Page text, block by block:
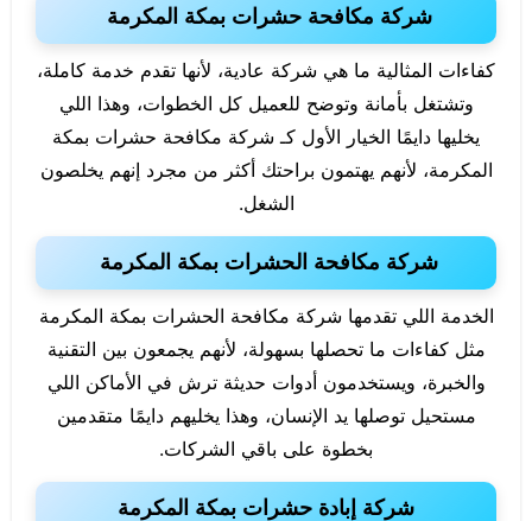
شركة مكافحة حشرات بمكة المكرمة
كفاءات المثالية ما هي شركة عادية، لأنها تقدم خدمة كاملة،
وتشتغل بأمانة وتوضح للعميل كل الخطوات، وهذا اللي
يخليها دايمًا الخيار الأول كـ شركة مكافحة حشرات بمكة
المكرمة، لأنهم يهتمون براحتك أكثر من مجرد إنهم يخلصون
الشغل.
شركة مكافحة الحشرات بمكة المكرمة
الخدمة اللي تقدمها شركة مكافحة الحشرات بمكة المكرمة
مثل كفاءات ما تحصلها بسهولة، لأنهم يجمعون بين التقنية
والخبرة، ويستخدمون أدوات حديثة ترش في الأماكن اللي
مستحيل توصلها يد الإنسان، وهذا يخليهم دايمًا متقدمين
بخطوة على باقي الشركات.
شركة إبادة حشرات بمكة المكرمة